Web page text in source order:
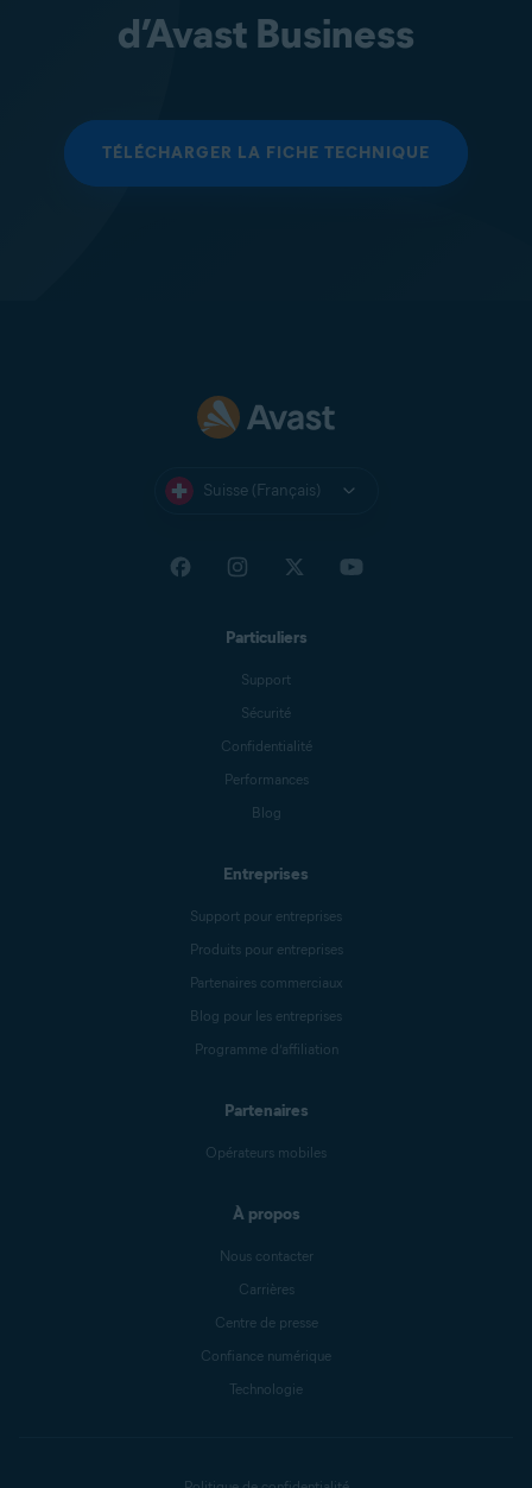
d’Avast Business
TÉLÉCHARGER LA FICHE TECHNIQUE
Suisse (Français)
Particuliers
Support
Sécurité
Confidentialité
Performances
Blog
Entreprises
Support pour entreprises
Produits pour entreprises
Partenaires commerciaux
Blog pour les entreprises
Programme d’affiliation
Partenaires
Opérateurs mobiles
À propos
Nous contacter
Carrières
Centre de presse
Confiance numérique
Technologie